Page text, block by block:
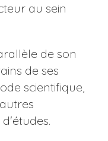
au sein
de son
de ses
scientifique,